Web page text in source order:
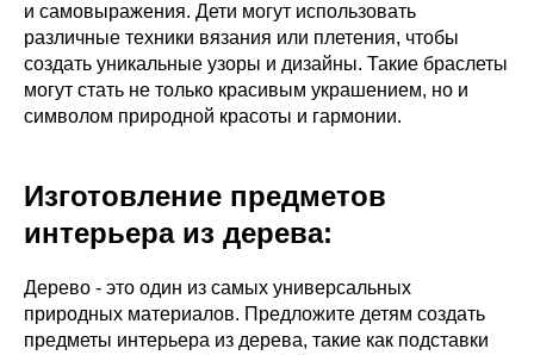
и самовыражения. Дети могут использовать
различные техники вязания или плетения, чтобы
создать уникальные узоры и дизайны. Такие браслеты
могут стать не только красивым украшением, но и
символом природной красоты и гармонии.
Изготовление предметов
интерьера из дерева:
Дерево - это один из самых универсальных
природных материалов. Предложите детям создать
предметы интерьера из дерева, такие как подставки